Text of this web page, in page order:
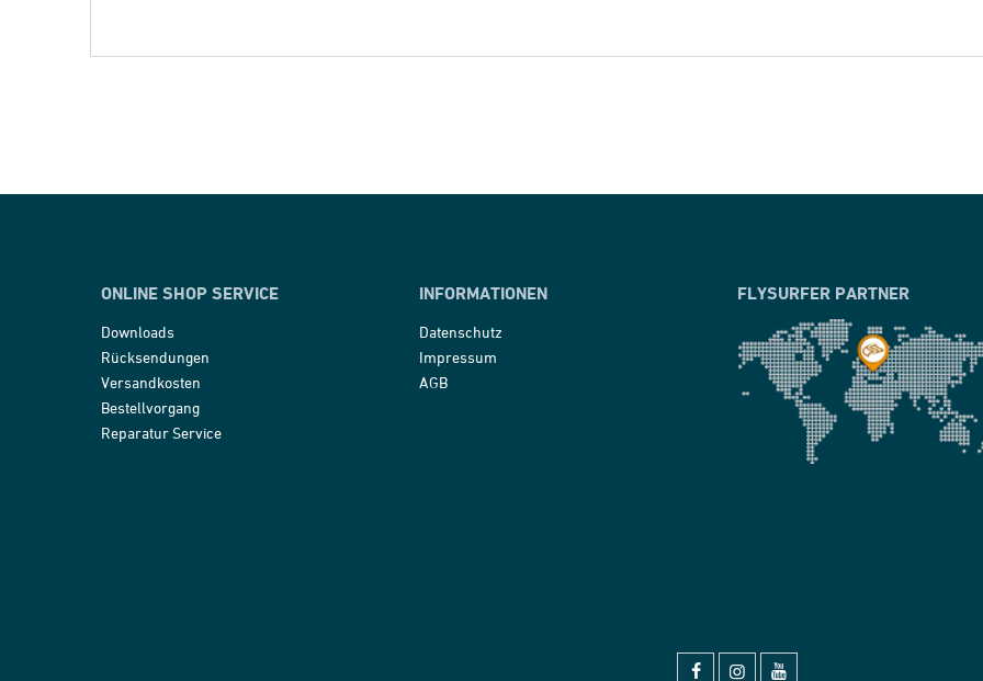
ONLINE SHOP SERVICE
Downloads
Rücksendungen
Versandkosten
Bestellvorgang
Reparatur Service
INFORMATIONEN
Datenschutz
Impressum
AGB
FLYSURFER PARTNER